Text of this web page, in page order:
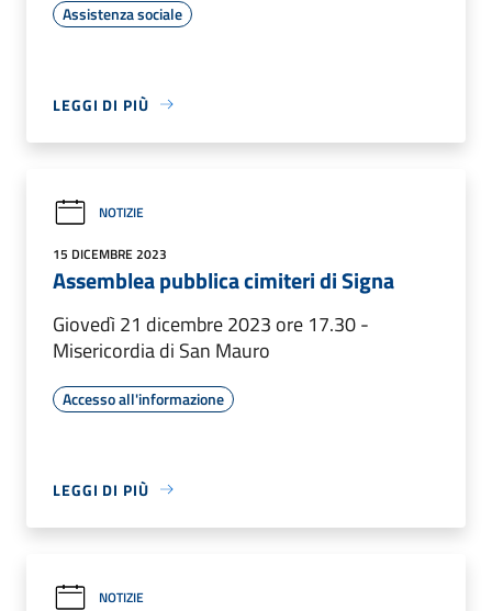
Assistenza sociale
LEGGI DI PIÙ
NOTIZIE
15 DICEMBRE 2023
Assemblea pubblica cimiteri di Signa
Giovedì 21 dicembre 2023 ore 17.30 -
Misericordia di San Mauro
Accesso all'informazione
LEGGI DI PIÙ
NOTIZIE